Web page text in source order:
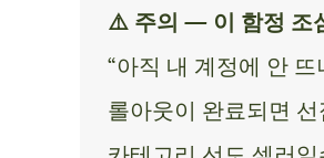
⚠️ 주의 — 이 함정 조
“아직 내 계정에 안
롤아웃이 완료되면